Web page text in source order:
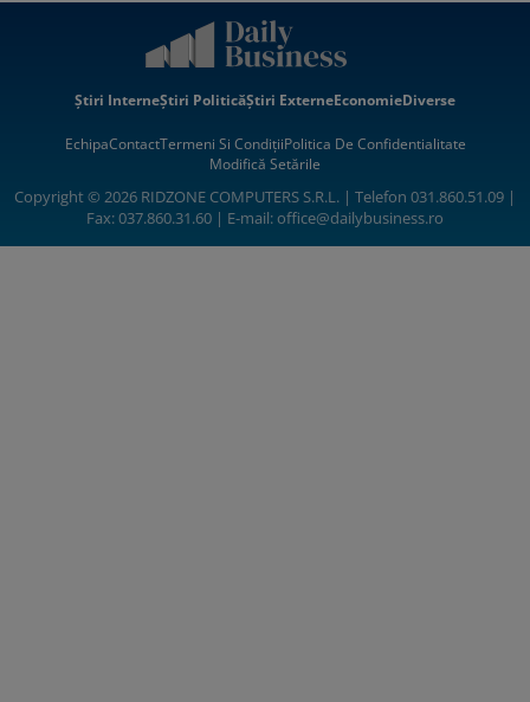
Știri InterneȘtiri PoliticăȘtiri ExterneEconomieDiverse
EchipaContactTermeni Si CondițiiPolitica De Confidentialitate
Modifică Setările
Copyright © 2026 RIDZONE COMPUTERS S.R.L. | Telefon 031.860.51.09 |
Fax: 037.860.31.60 | E-mail:office@dailybusiness.ro